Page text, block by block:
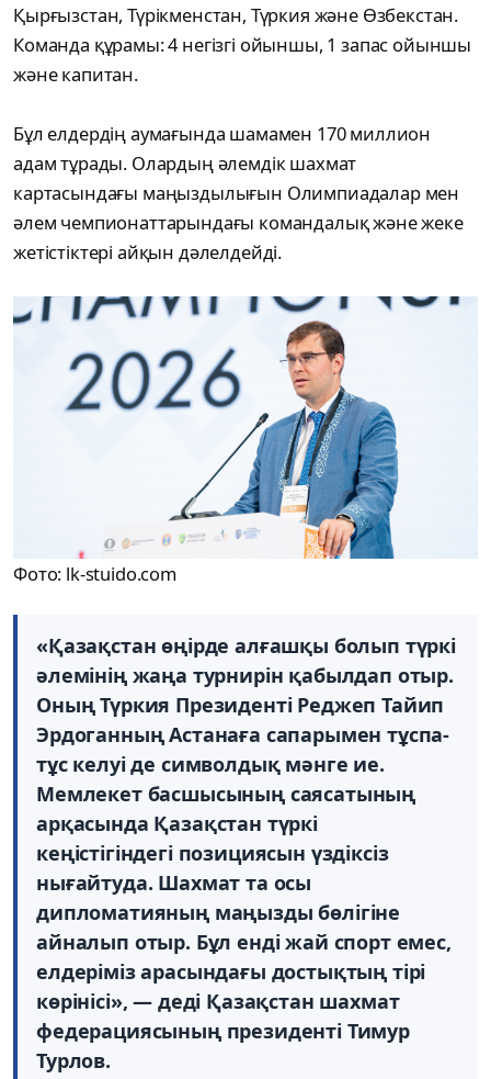
Қырғызстан, Түрікменстан, Түркия және Өзбекстан.
Команда құрамы: 4 негізгі ойыншы, 1 запас ойыншы
және капитан.
Бұл елдердің аумағында шамамен 170 миллион
адам тұрады. Олардың әлемдік шахмат
картасындағы маңыздылығын Олимпиадалар мен
әлем чемпионаттарындағы командалық және жеке
жетістіктері айқын дәлелдейді.
Фото: lk-stuido.com
«Қазақстан өңірде алғашқы болып түркі
әлемінің жаңа турнирін қабылдап отыр.
Оның Түркия Президенті Реджеп Тайип
Эрдоганның Астанаға сапарымен тұспа-
тұс келуі де символдық мәнге ие.
Мемлекет басшысының саясатының
арқасында Қазақстан түркі
кеңістігіндегі позициясын үздіксіз
нығайтуда. Шахмат та осы
дипломатияның маңызды бөлігіне
айналып отыр. Бұл енді жай спорт емес,
елдеріміз арасындағы достықтың тірі
көрінісі», — деді Қазақстан шахмат
федерациясының президенті Тимур
Турлов.